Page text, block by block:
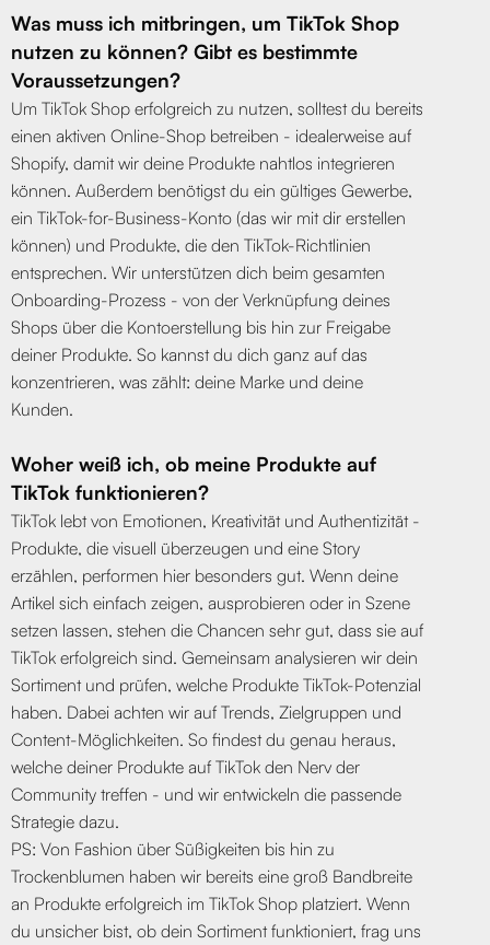
Was muss ich mitbringen, um TikTok Shop
nutzen zu können? Gibt es bestimmte
Voraussetzungen?
Um TikTok Shop erfolgreich zu nutzen, solltest du bereits
einen aktiven Online-Shop betreiben - idealerweise auf
Shopify, damit wir deine Produkte nahtlos integrieren
können. Außerdem benötigst du ein gültiges Gewerbe,
ein TikTok-for-Business-Konto (das wir mit dir erstellen
können) und Produkte, die den TikTok-Richtlinien
entsprechen. Wir unterstützen dich beim gesamten
Onboarding-Prozess - von der Verknüpfung deines
Shops über die Kontoerstellung bis hin zur Freigabe
deiner Produkte. So kannst du dich ganz auf das
konzentrieren, was zählt: deine Marke und deine
Kunden.
Woher weiß ich, ob meine Produkte auf
TikTok funktionieren?
TikTok lebt von Emotionen, Kreativität und Authentizität -
Produkte, die visuell überzeugen und eine Story
erzählen, performen hier besonders gut. Wenn deine
Artikel sich einfach zeigen, ausprobieren oder in Szene
setzen lassen, stehen die Chancen sehr gut, dass sie auf
TikTok erfolgreich sind. Gemeinsam analysieren wir dein
Sortiment und prüfen, welche Produkte TikTok-Potenzial
haben. Dabei achten wir auf Trends, Zielgruppen und
Content-Möglichkeiten. So findest du genau heraus,
welche deiner Produkte auf TikTok den Nerv der
Community treffen - und wir entwickeln die passende
Strategie dazu.
PS: Von Fashion über Süßigkeiten bis hin zu
Trockenblumen haben wir bereits eine groß Bandbreite
an Produkte erfolgreich im TikTok Shop platziert. Wenn
du unsicher bist, ob dein Sortiment funktioniert, frag uns